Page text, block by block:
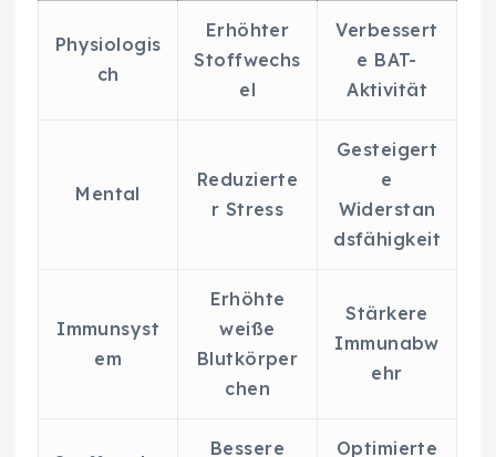
Physiologis
ch
Erhöhter
Stoffwechs
el
Verbessert
e BAT-
Aktivität
Mental
Reduzierte
r Stress
Gesteigert
e
Widerstan
dsfähigkeit
Immunsyst
em
Erhöhte
weiße
Blutkörper
chen
Stärkere
Immunabw
ehr
Bessere Optimierte